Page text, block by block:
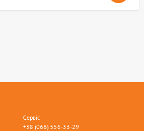
Сервіс
+38 (066) 556-33-29